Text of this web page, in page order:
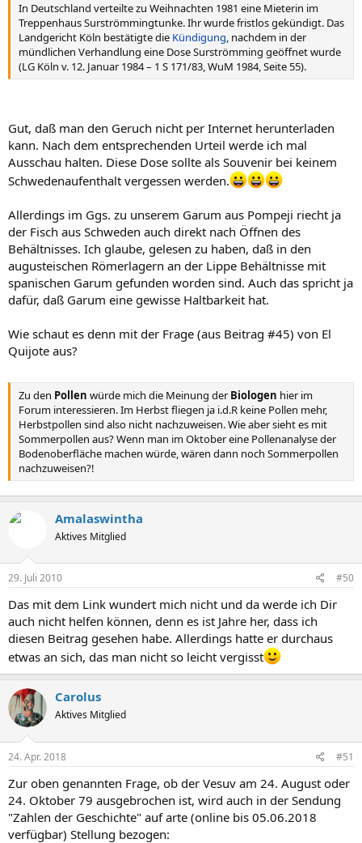
In Deutschland verteilte zu Weihnachten 1981 eine Mieterin im
Treppenhaus Surströmmingtunke. Ihr wurde fristlos gekündigt. Das
Landgericht Köln bestätigte die Kündigung, nachdem in der
mündlichen Verhandlung eine Dose Surströmming geöffnet wurde
(LG Köln v. 12. Januar 1984 – 1 S 171/83, WuM 1984, Seite 55).
Gut, daß man den Geruch nicht per Internet herunterladen
kann. Nach dem entsprechenden Urteil werde ich mal
Ausschau halten. Diese Dose sollte als Souvenir bei keinem
Schwedenaufenthalt vergessen werden.
Allerdings im Ggs. zu unserem Garum aus Pompeji riecht ja
der Fisch aus Schweden auch direkt nach Öffnen des
Behältnisses. Ich glaube, gelesen zu haben, daß in den
augusteischen Römerlagern an der Lippe Behältnisse mit
spanischen Garum gefunden worden sind. Auch das spricht ja
dafür, daß Garum eine gewisse Haltbarkeit hat.
Wie schaut es denn mit der Frage (aus Beitrag #45) von El
Quijote aus?
Zu den Pollen würde mich die Meinung der Biologen hier im
Forum interessieren. Im Herbst fliegen ja i.d.R keine Pollen mehr,
Herbstpollen sind also nicht nachzuweisen. Wie aber sieht es mit
Sommerpollen aus? Wenn man im Oktober eine Pollenanalyse der
Bodenoberfläche machen würde, wären dann noch Sommerpollen
nachzuweisen?!
Amalaswintha
Aktives Mitglied
29. Juli 2010 #50
Das mit dem Link wundert mich nicht und da werde ich Dir
auch nicht helfen können, denn es ist Jahre her, dass ich
diesen Beitrag gesehen habe. Allerdings hatte er durchaus
etwas an sich, das man nicht so leicht vergisst
Carolus
Aktives Mitglied
24. Apr. 2018 #51
Zur oben genannten Frage, ob der Vesuv am 24. August oder
24. Oktober 79 ausgebrochen ist, wird auch in der Sendung
"Zahlen der Geschichte" auf arte (online bis 05.06.2018
verfügbar) Stellung bezogen: